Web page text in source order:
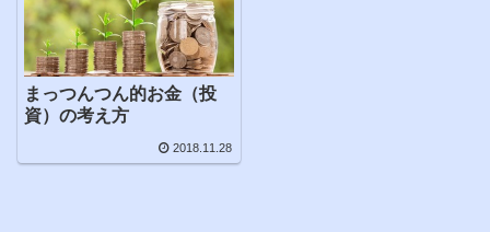
まっつんつん的お金（投
資）の考え方
2018.11.28